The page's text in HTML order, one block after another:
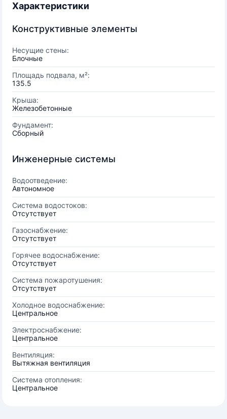
Характеристики
Конструктивные элементы
Несущие стены:
Блочные
Площадь подвала, м²:
135.5
Крыша:
Железобетонные
Фундамент:
Сборный
Инженерные системы
Водоотведение:
Автономное
Система водостоков:
Отсутствует
Газоснабжение:
Отсутствует
Горячее водоснабжение:
Отсутствует
Система пожаротушения:
Отсутствует
Холодное водоснабжение:
Центральное
Электроснабжение:
Центральное
Вентиляция:
Вытяжная вентиляция
Система отопления:
Центральное